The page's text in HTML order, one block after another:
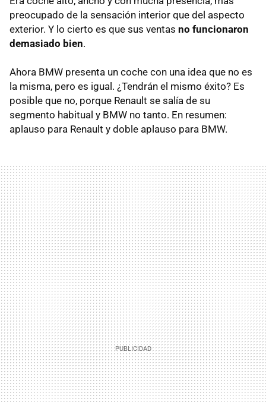
preocupado de la sensación interior que del aspecto
exterior. Y lo cierto es que sus ventas no funcionaron
demasiado bien.
Ahora BMW presenta un coche con una idea que no es
la misma, pero es igual. ¿Tendrán el mismo éxito? Es
posible que no, porque Renault se salía de su
segmento habitual y BMW no tanto. En resumen:
aplauso para Renault y doble aplauso para BMW.